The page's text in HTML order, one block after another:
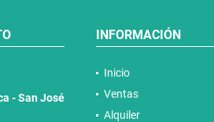
- San José
INFORMACIÓN
Inicio
Ventas
Alquiler